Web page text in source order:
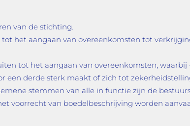
van de stichting.
het aangaan van overeenkomsten tot
tot het aangaan van overeenkomsten,
een derde sterk maakt of zich tot
stemmen van alle in functie zijn de
voorrecht van boedelbeschrijving worden